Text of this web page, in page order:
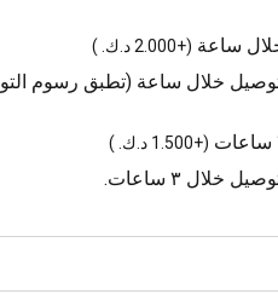
ساعة (+2.000 د.ك. )
خلال ساعة (تطبق رسوم
(+1.500 د.ك. )
خلال ٣ ساعات.